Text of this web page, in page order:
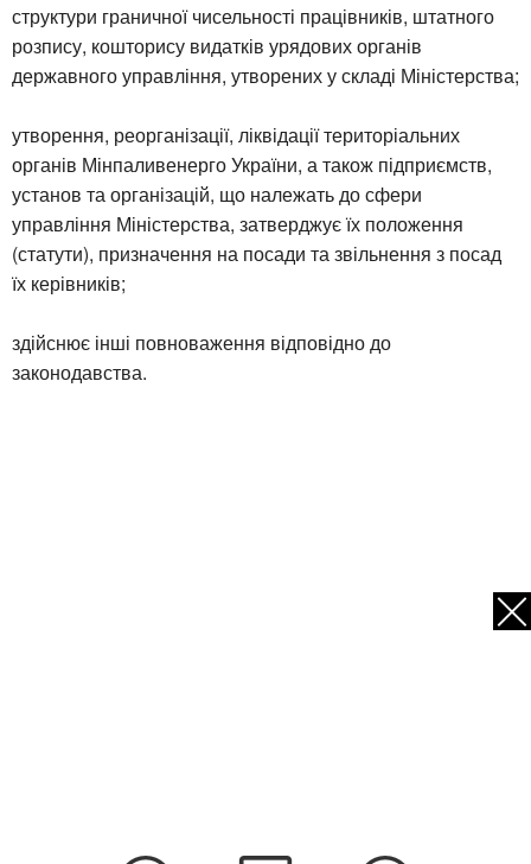
структури граничної чисельності працівників, штатного
розпису, кошторису видатків урядових органів
державного управління, утворених у складі Міністерства;
утворення, реорганізації, ліквідації територіальних
органів Мінпаливенерго України, а також підприємств,
установ та організацій, що належать до сфери
управління Міністерства, затверджує їх положення
(статути), призначення на посади та звільнення з посад
їх керівників;
здійснює інші повноваження відповідно до
законодавства.